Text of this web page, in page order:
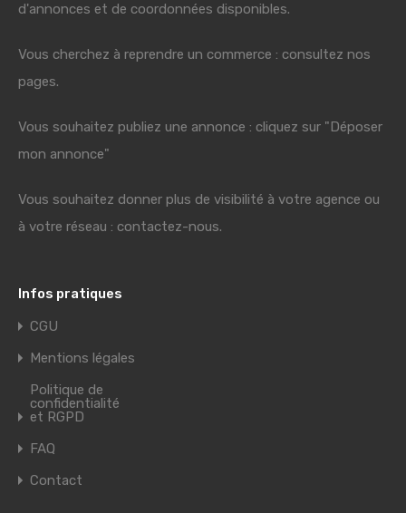
d'annonces et de coordonnées disponibles.
Vous cherchez à reprendre un commerce : consultez nos
pages.
Vous souhaitez publiez une annonce : cliquez sur "Déposer
mon annonce"
Vous souhaitez donner plus de visibilité à votre agence ou
à votre réseau : contactez-nous.
Infos pratiques
CGU
Mentions légales
Politique de
confidentialité
et RGPD
FAQ
Contact